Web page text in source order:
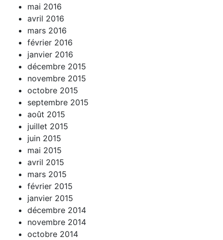
mai 2016
avril 2016
mars 2016
février 2016
janvier 2016
décembre 2015
novembre 2015
octobre 2015
septembre 2015
août 2015
juillet 2015
juin 2015
mai 2015
avril 2015
mars 2015
février 2015
janvier 2015
décembre 2014
novembre 2014
octobre 2014